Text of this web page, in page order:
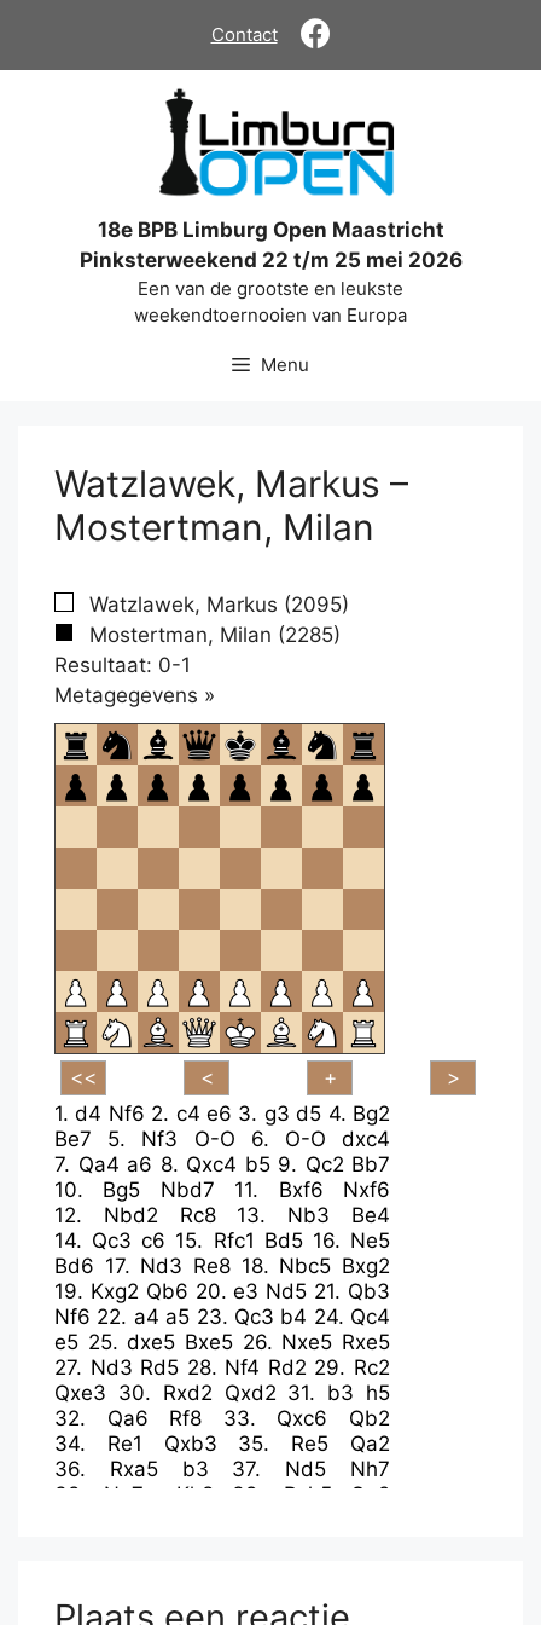
de
Contact
18e BPB Limburg Open Maastricht
Pinksterweekend 22 t/m 25 mei 2026
Een van de grootste en leukste
weekendtoernooien van Europa
Menu
Watzlawek, Markus –
Mostertman, Milan
Watzlawek, Markus (2095)
Mostertman, Milan (2285)
Resultaat: 0-1
Metagegevens »
om
te
openen.
1.d4 Nf6 2. c4 e6 3. g3 d5 4. Bg2
Be7
5. Nf3 O-O 6. O-O
dxc4
7. Qa4 a6 8. Qxc4 b5 9. Qc2 Bb7
10. Bg5 Nbd7 11. Bxf6
Nxf6
12. Nbd2 Rc8 13. Nb3
Be4
14. Qc3 c6 15. Rfc1 Bd5 16. Ne5
Bd6 17. Nd3 Re8 18. Nbc5 Bxg2
19. Kxg2 Qb6 20.e3 Nd5 21. Qb3
Nf6 22. a4 a5 23. Qc3 b4 24. Qc4
e5 25.dxe5 Bxe5 26. Nxe5 Rxe5
27. Nd3 Rd5 28. Nf4 Rd2 29. Rc2
Qxe3 30. Rxd2 Qxd2 31. b3 h5
32. Qa6 Rf8 33. Qxc6
Qb2
34. Re1 Qxb3 35. Re5
Qa2
36. Rxa5 b3 37. Nd5
Nh7
38. Ne7+ Kh8 39. Rxh5
Qe2